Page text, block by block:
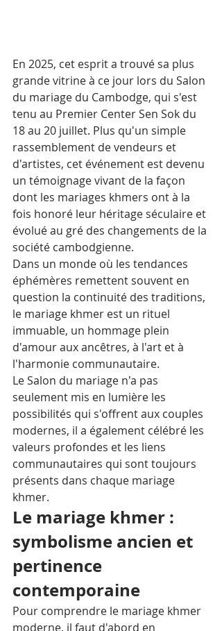
En 2025, cet esprit a trouvé sa plus
grande vitrine à ce jour lors du Salon
du mariage du Cambodge, qui s'est
tenu au Premier Center Sen Sok du
18 au 20 juillet. Plus qu'un simple
rassemblement de vendeurs et
d'artistes, cet événement est devenu
un témoignage vivant de la façon
dont les mariages khmers ont à la
fois honoré leur héritage séculaire et
évolué au gré des changements de la
société cambodgienne.
Dans un monde où les tendances
éphémères remettent souvent en
question la continuité des traditions,
le mariage khmer est un rituel
immuable, un hommage plein
d'amour aux ancêtres, à l'art et à
l'harmonie communautaire.
Le Salon du mariage n'a pas
seulement mis en lumière les
possibilités qui s'offrent aux couples
modernes, il a également célébré les
valeurs profondes et les liens
communautaires qui sont toujours
présents dans chaque mariage
khmer.
Le mariage khmer :
symbolisme ancien et
pertinence
contemporaine
Pour comprendre le mariage khmer
moderne, il faut d'abord en